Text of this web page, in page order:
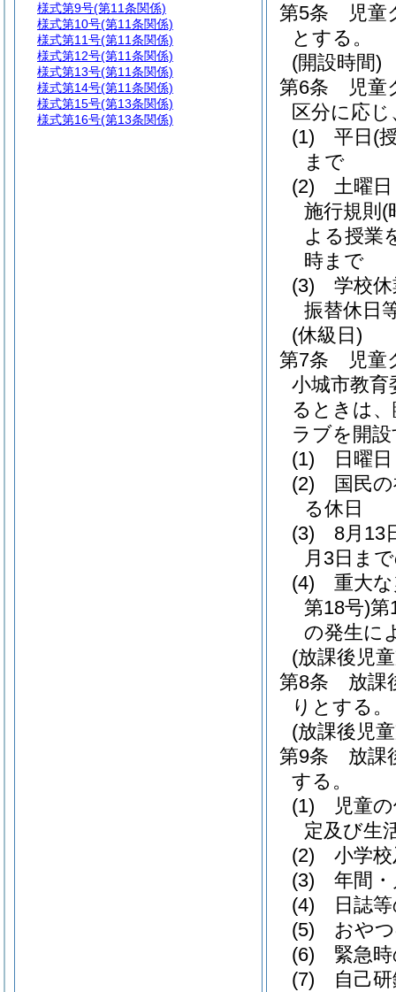
第5条
児童
とする。
(開設時間)
第6条
児童
区分に応じ
(1)
平日 (
まで
(2)
土曜
施行規則 (
よる授業
時まで
(3)
学校
振替休日
(休級日)
第7条
児童
小城市教育
るときは
ラブを開
(1)
日曜日
(2)
国民
る休日
(3)
8月13
月3日ま
(4)
重大
第18号)第
の発生に
(放課後児
第8条
放課
りとする。
(放課後児
第9条
放課
する。
(1)
児童
定及び生
(2)
小学
(3)
年間
(4)
日誌
(5)
おや
(6)
緊急
(7)
自己
様式第9号(第11条関係)
様式第10号(第11条関係)
様式第11号(第11条関係)
様式第12号(第11条関係)
様式第13号(第11条関係)
様式第14号(第11条関係)
様式第15号(第13条関係)
様式第16号(第13条関係)